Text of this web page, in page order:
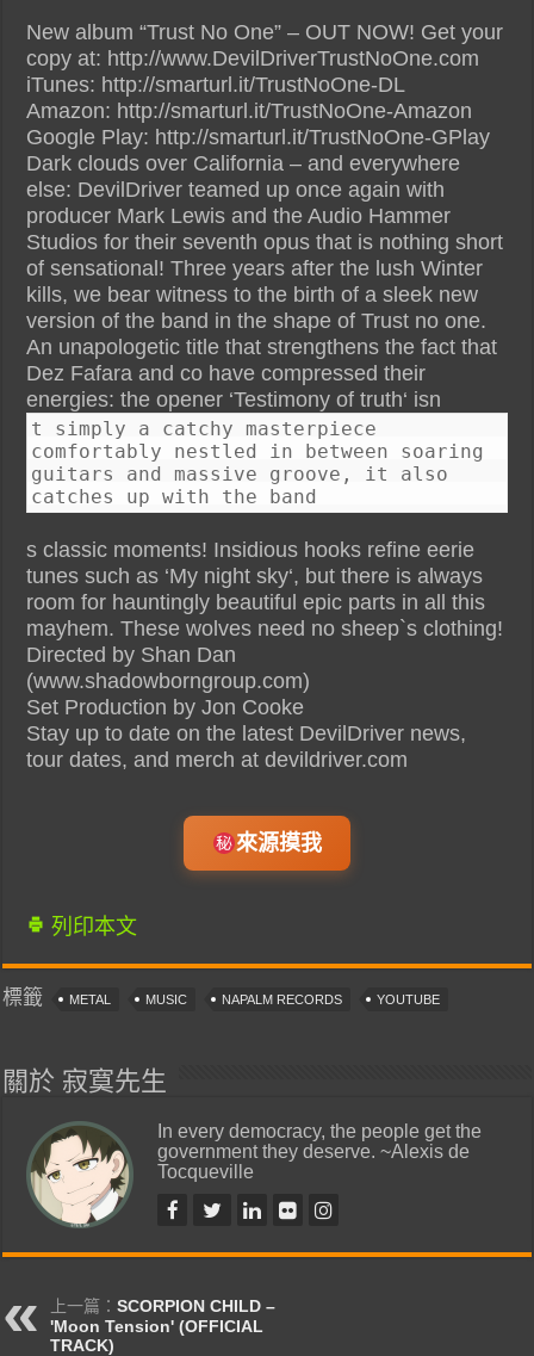
New album “Trust No One” – OUT NOW! Get your
copy at: http://www.DevilDriverTrustNoOne.com
iTunes: http://smarturl.it/TrustNoOne-DL
Amazon: http://smarturl.it/TrustNoOne-Amazon
Google Play: http://smarturl.it/TrustNoOne-GPlay
Dark clouds over California – and everywhere
else: DevilDriver teamed up once again with
producer Mark Lewis and the Audio Hammer
Studios for their seventh opus that is nothing short
of sensational! Three years after the lush Winter
kills, we bear witness to the birth of a sleek new
version of the band in the shape of Trust no one.
An unapologetic title that strengthens the fact that
Dez Fafara and co have compressed their
energies: the opener ‘Testimony of truth‘ isn
t simply a catchy masterpiece
comfortably nestled in between soaring
guitars and massive groove, it also
catches up with the band
s classic moments! Insidious hooks refine eerie
tunes such as ‘My night sky‘, but there is always
room for hauntingly beautiful epic parts in all this
mayhem. These wolves need no sheep`s clothing!
Directed by Shan Dan
(www.shadowborngroup.com)
Set Production by Jon Cooke
Stay up to date on the latest DevilDriver news,
tour dates, and merch at devildriver.com
來源摸我
列印本文
標籤 METAL MUSIC NAPALM RECORDS YOUTUBE
關於 寂寞先生
In every democracy, the people get the
government they deserve. ~Alexis de
Tocqueville
上一篇：SCORPION CHILD –
'Moon Tension' (OFFICIAL
TRACK)